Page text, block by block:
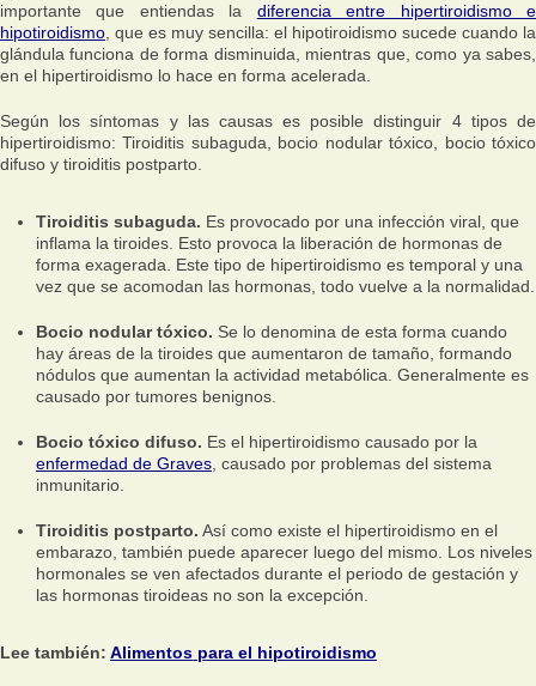
importante que entiendas la diferencia entre hipertiroidismo e
hipotiroidismo , que es muy sencilla: el hipotiroidismo sucede cuando la
glándula funciona de forma disminuida, mientras que, como ya sabes,
en el hipertiroidismo lo hace en forma acelerada.
Según los síntomas y las causas es posible distinguir 4 tipos de
hipertiroidismo: Tiroiditis subaguda, bocio nodular tóxico, bocio tóxico
difuso y tiroiditis postparto.
Tiroiditis subaguda. Es provocado por una infección viral, que
inflama la tiroides. Esto provoca la liberación de hormonas de
forma exagerada. Este tipo de hipertiroidismo es temporal y una
vez que se acomodan las hormonas, todo vuelve a la normalidad.
Bocio nodular tóxico. Se lo denomina de esta forma cuando
hay áreas de la tiroides que aumentaron de tamaño, formando
nódulos que aumentan la actividad metabólica. Generalmente es
causado por tumores benignos.
Bocio tóxico difuso. Es el hipertiroidismo causado por la
enfermedad de Graves , causado por problemas del sistema
inmunitario.
Tiroiditis postparto. Así como existe el hipertiroidismo en el
embarazo, también puede aparecer luego del mismo. Los niveles
hormonales se ven afectados durante el periodo de gestación y
las hormonas tiroideas no son la excepción.
Lee también: Alimentos para el hipotiroidismo